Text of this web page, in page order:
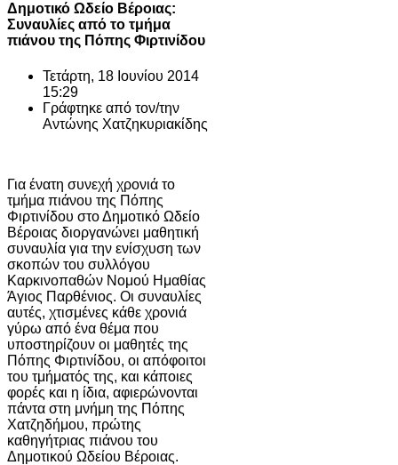
Δημοτικό Ωδείο Βέροιας:
Συναυλίες από το τμήμα
πιάνου της Πόπης Φιρτινίδου
Τετάρτη, 18 Ιουνίου 2014
15:29
Γράφτηκε από τον/την
Αντώνης Χατζηκυριακίδης
Για ένατη συνεχή χρονιά το
τμήμα πιάνου της Πόπης
Φιρτινίδου στο Δημοτικό Ωδείο
Βέροιας διοργανώνει μαθητική
συναυλία για την ενίσχυση των
σκοπών του συλλόγου
Καρκινοπαθών Νομού Ημαθίας
Άγιος Παρθένιος. Οι συναυλίες
αυτές, χτισμένες κάθε χρονιά
γύρω από ένα θέμα που
υποστηρίζουν οι μαθητές της
Πόπης Φιρτινίδου, οι απόφοιτοι
του τμήματός της, και κάποιες
φορές και η ίδια, αφιερώνονται
πάντα στη μνήμη της Πόπης
Χατζηδήμου, πρώτης
καθηγήτριας πιάνου του
Δημοτικού Ωδείου Βέροιας.